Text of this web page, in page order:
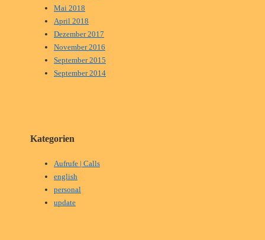
Mai 2018
April 2018
Dezember 2017
November 2016
September 2015
September 2014
Kategorien
Aufrufe | Calls
english
personal
update